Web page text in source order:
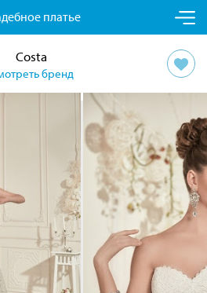
платье
Costa
бренд